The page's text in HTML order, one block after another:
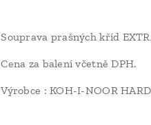
Souprava prašných kříd
Cena za balení včetně DPH.
Výrobce : KOH-I-NOOR